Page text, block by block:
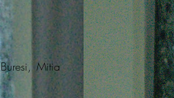
Mitia